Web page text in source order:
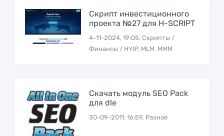
Скрипт инвестиционного
проекта №27 для H-SCRIPT
4-11-2024, 19:05, Скрипты /
Финансы / HYIP, MLM, МММ
Скачать модуль SEO Pack
для dle
30-09-2011, 16:59, Разное